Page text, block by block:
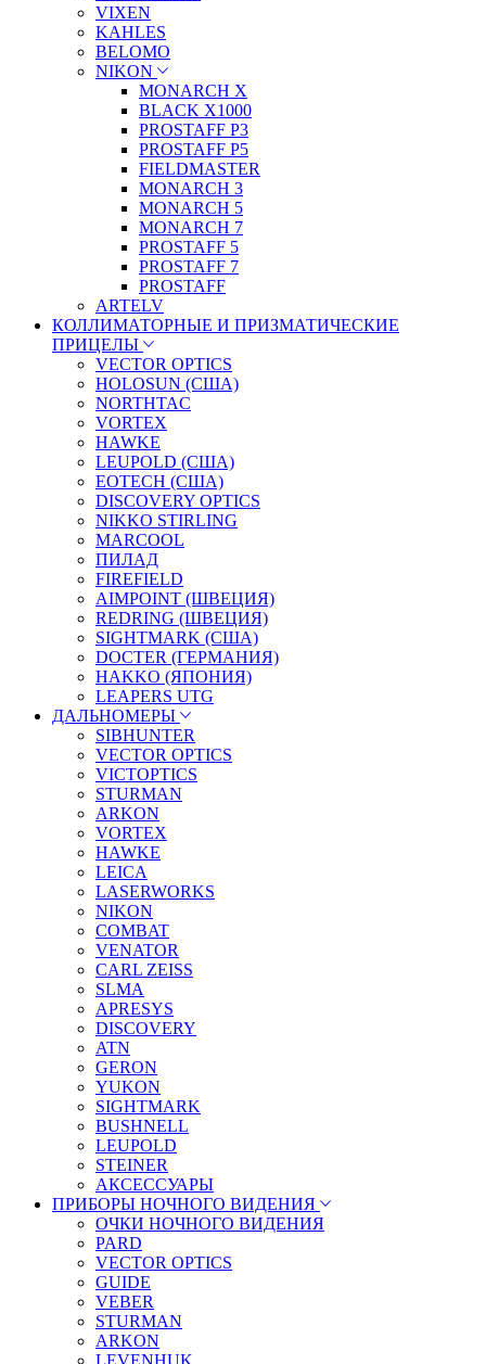
VIXEN
KAHLES
BELOMO
NIKON
MONARCH X
BLACK X1000
PROSTAFF P3
PROSTAFF P5
FIELDMASTER
MONARCH 3
MONARCH 5
MONARCH 7
PROSTAFF 5
PROSTAFF 7
PROSTAFF
ARTELV
КОЛЛИМАТОРНЫЕ И ПРИЗМАТИЧЕСКИЕ
ПРИЦЕЛЫ
VECTOR OPTICS
HOLOSUN (США)
NORTHTAC
VORTEX
HAWKE
LEUPOLD (США)
EOTECH (США)
DISCOVERY OPTICS
NIKKO STIRLING
MARCOOL
ПИЛАД
FIREFIELD
AIMPOINT (ШВЕЦИЯ)
REDRING (ШВЕЦИЯ)
SIGHTMARK (США)
DOCTER (ГЕРМАНИЯ)
HAKKO (ЯПОНИЯ)
LEAPERS UTG
ДАЛЬНОМЕРЫ
SIBHUNTER
VECTOR OPTICS
VICTOPTICS
STURMAN
ARKON
VORTEX
HAWKE
LEICA
LASERWORKS
NIKON
COMBAT
VENATOR
CARL ZEISS
SLMA
APRESYS
DISCOVERY
ATN
GERON
YUKON
SIGHTMARK
BUSHNELL
LEUPOLD
STEINER
АКСЕССУАРЫ
ПРИБОРЫ НОЧНОГО ВИДЕНИЯ
ОЧКИ НОЧНОГО ВИДЕНИЯ
PARD
VECTOR OPTICS
GUIDE
VEBER
STURMAN
ARKON
LEVENHUK